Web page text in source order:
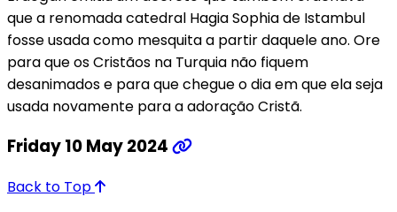
que a renomada catedral Hagia Sophia de Istambul
fosse usada como mesquita a partir daquele ano. Ore
para que os Cristãos na Turquia não fiquem
desanimados e para que chegue o dia em que ela seja
usada novamente para a adoração Cristã.
Friday 10 May 2024
Back to Top